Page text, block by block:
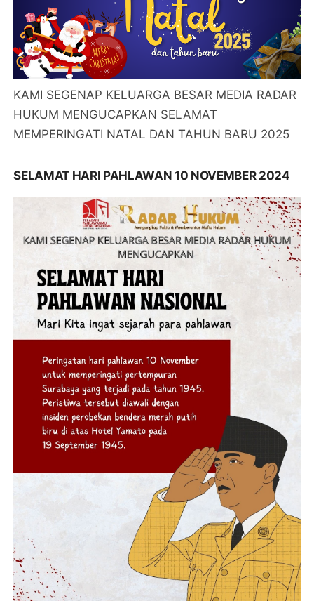
KAMI SEGENAP KELUARGA BESAR MEDIA RADAR
HUKUM MENGUCAPKAN SELAMAT
MEMPERINGATI NATAL DAN TAHUN BARU 2025
SELAMAT HARI PAHLAWAN 10 NOVEMBER 2024